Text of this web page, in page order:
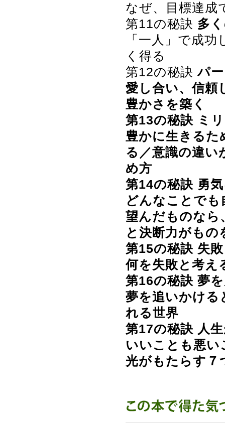
なぜ、目標達成
第11の秘訣 多
「一人」で成
く得る
第12の秘訣パ
愛し合い、信頼
豊かさを築く
第13の秘訣 ミ
豊かに生きるた
る／意識の違い
め方
第14の秘訣 勇
どんなことで
望んだものなら
と決断力がもの
第15の秘訣 失
何を失敗と考え
第16の秘訣 夢
夢を追いかける
れる世界
第17の秘訣 人
いいことも悪い
光がもたらす７